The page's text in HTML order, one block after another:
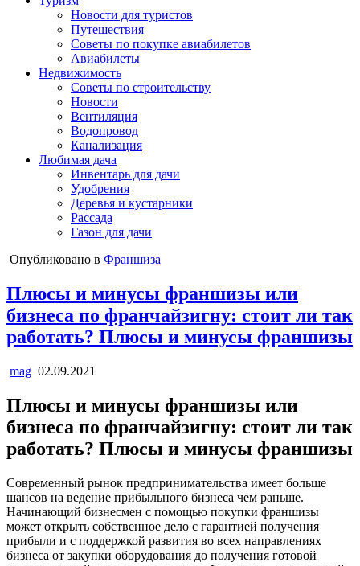
Новости для туристов
Путешествия
Советы по покупке авиабилетов
Авиабилеты
Недвижимость
Советы по строительству
Новости
Вентиляция
Водопровод
Канализация
Любимая дача
Инвентарь для дачи
Удобрения
Деревья и кустарники
Рассада
Газон для дачи
Опубликовано в Франшиза
Плюсы и минусы франшизы или
бизнеса по франчайзигну: стоит ли так
работать? Плюсы и минусы франшизы
mag 02.09.2021
Плюсы и минусы франшизы или
бизнеса по франчайзигну: стоит ли так
работать? Плюсы и минусы франшизы
Современный рынок предпринимательства имеет больше
шансов на ведение прибыльного бизнеса чем раньше.
Начинающий бизнесмен с помощью покупки франшизы
может открыть собственное дело с гарантией получения
прибыли и с поддержкой развития во всех направлениях
бизнеса от закупки оборудования до получения готовой